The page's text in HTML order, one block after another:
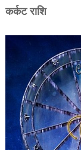
कर्कट राशि